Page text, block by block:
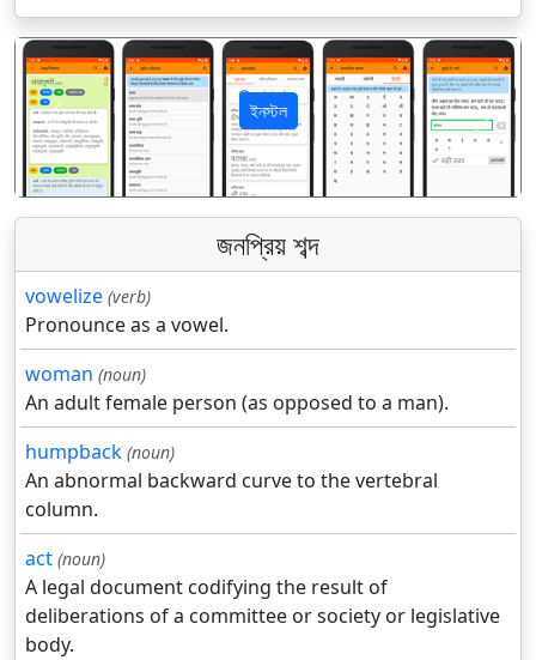
ইনস্টল
पिछला अगला
জনপ্রিয় শব্দ
vowelize (verb)
Pronounce as a vowel.
woman (noun)
An adult female person (as opposed to a man).
humpback (noun)
An abnormal backward curve to the vertebral
column.
act (noun)
A legal document codifying the result of
deliberations of a committee or society or legislative
body.